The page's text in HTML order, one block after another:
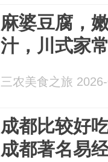
麻婆豆腐，
汁，川式家
三农美食之旅
成都比较好
成都著名易